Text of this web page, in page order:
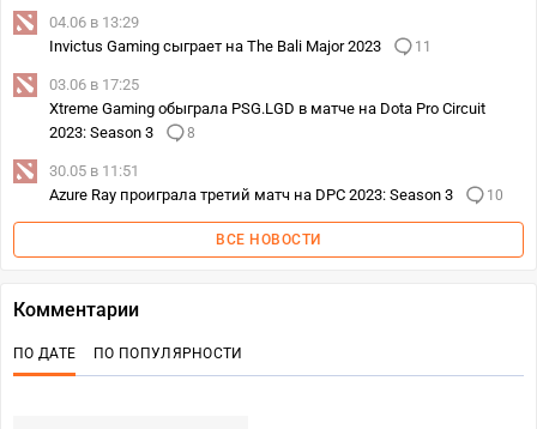
04.06 в 13:29
Invictus Gaming сыграет на The Bali Major 2023
11
03.06 в 17:25
Xtreme Gaming обыграла PSG.LGD в матче на Dota Pro Circuit
2023: Season 3
8
30.05 в 11:51
Azure Ray проиграла третий матч на DPC 2023: Season 3
10
ВСЕ НОВОСТИ
Комментарии
ПО ДАТЕ ПО ПОПУЛЯРНОСТИ